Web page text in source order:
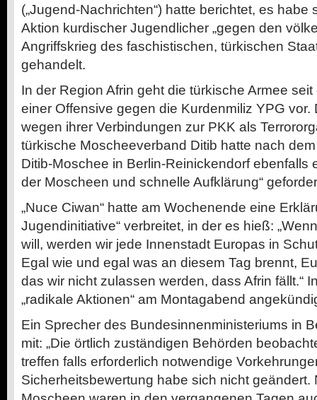
(„Jugend-Nachrichten“) hatte berichtet, es habe
Aktion kurdischer Jugendlicher „gegen den
Angriffskrieg des faschistischen, türkischen
gehandelt.
In der Region Afrin geht die türkische Armee
einer Offensive gegen die Kurdenmiliz YPG vor.
wegen ihrer Verbindungen zur PKK als
türkische Moscheeverband Ditib hatte nach
Ditib-Moschee in Berlin-Reinickendorf ebenfalls
der Moscheen und schnelle Aufklärung“
„Nuce Ciwan“ hatte am Wochenende eine
Jugendinitiative“ verbreitet, in der es hieß:
will, werden wir jede Innenstadt Europas in
Egal wie und egal was an diesem Tag brennt,
das wir nicht zulassen werden, dass Afrin fällt.“
„radikale Aktionen“ am Montagabend
Ein Sprecher des Bundesinnenministeriums in
mit: „Die örtlich zuständigen Behörden
treffen falls erforderlich notwendige
Sicherheitsbewertung habe sich nicht geändert.